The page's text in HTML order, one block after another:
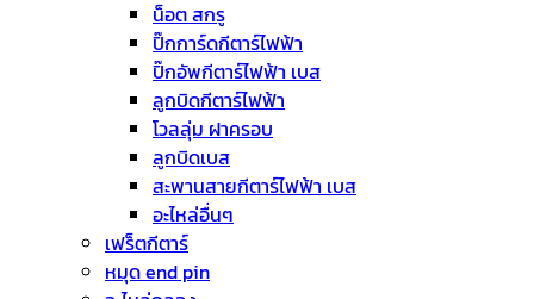
น็อต สกรู
ปิ๊กการ์ดกีตาร์ไฟฟ้า
ปิ๊กอัพกีตาร์ไฟฟ้า เบส
ลูกบิดกีตาร์ไฟฟ้า
โวลลุ่ม ฝาครอบ
ลูกบิดเบส
สะพานสายกีตาร์ไฟฟ้า เบส
อะไหล่อื่นๆ
เฟร็ตกีตาร์
หมุด end pin